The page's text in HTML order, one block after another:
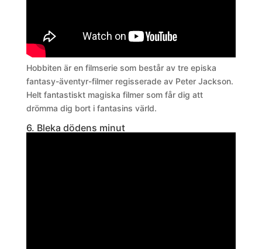
Hobbiten är en filmserie som består av tre episka
fantasy-äventyr-filmer regisserade av Peter Jackson.
Helt fantastiskt magiska filmer som får dig att
drömma dig bort i fantasins värld.
6. Bleka dödens minut